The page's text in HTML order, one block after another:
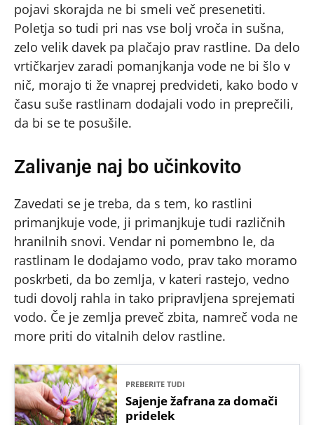
pojavi skorajda ne bi smeli več presenetiti.
Poletja so tudi pri nas vse bolj vroča in sušna,
zelo velik davek pa plačajo prav rastline. Da delo
vrtičkarjev zaradi pomanjkanja vode ne bi šlo v
nič, morajo ti že vnaprej predvideti, kako bodo v
času suše rastlinam dodajali vodo in preprečili,
da bi se te posušile.
Zalivanje naj bo učinkovito
Zavedati se je treba, da s tem, ko rastlini
primanjkuje vode, ji primanjkuje tudi različnih
hranilnih snovi. Vendar ni pomembno le, da
rastlinam le dodajamo vodo, prav tako moramo
poskrbeti, da bo zemlja, v kateri rastejo, vedno
tudi dovolj rahla in tako pripravljena sprejemati
vodo. Če je zemlja preveč zbita, namreč voda ne
more priti do vitalnih delov rastline.
PREBERITE TUDI
Sajenje žafrana za domači
pridelek